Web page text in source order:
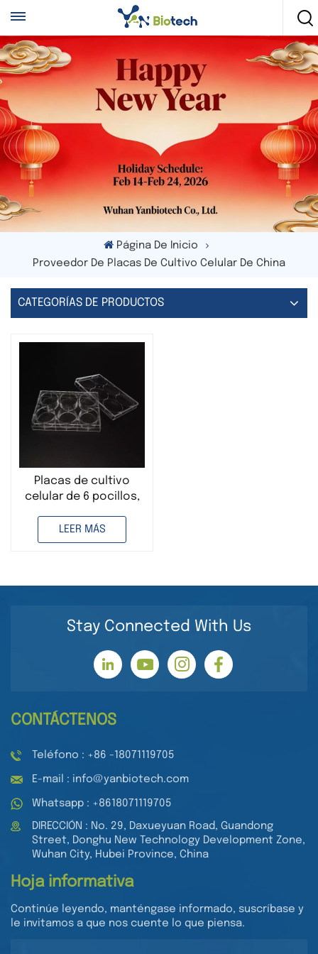
Página De Inicio
Proveedor De Placas De Cultivo Celular De China
CATEGORÍAS DE PRODUCTOS
Placas de cultivo
celular de 6 pocillos,
transparentes, para
uso en laboratorio
LEER MÁS
Stay Connected With Us
CONTÁCTENOS
Teléfono : +86 -18071119705
E-mail : info@yanbiotech.com
Whatsapp : +8618071119705
DIRECCIÓN : No. 29, Daxueyuan Road, Guandong
Street, Donghu New Technology Development Zone,
Wuhan City, Hubei Province, China
Hoja informativa
Continúe leyendo, manténgase informado, suscríbase y
le invitamos a que nos cuente lo que piensa.